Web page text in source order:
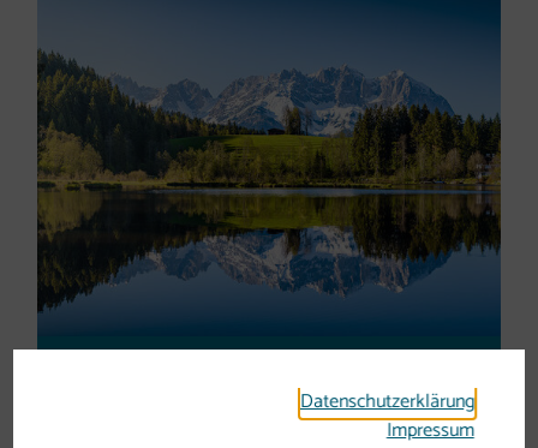
Datenschutzerklärung
Impressum